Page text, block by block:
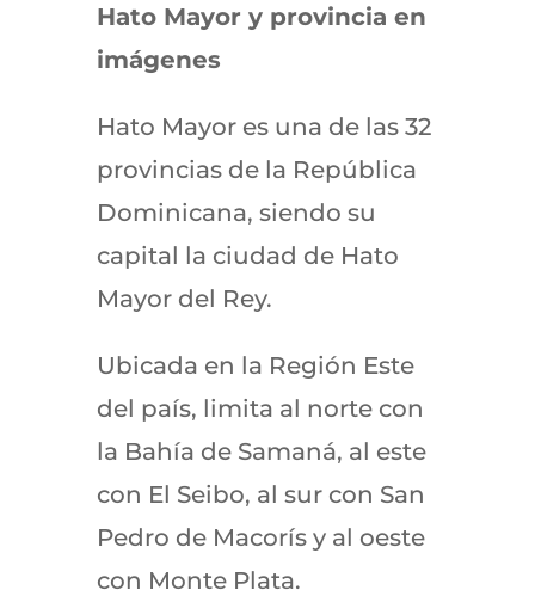
Hato Mayor y provincia en
imágenes
Hato Mayor es una de las 32
provincias de la República
Dominicana, siendo su
capital la ciudad de Hato
Mayor del Rey.
Ubicada en la Región Este
del país, limita al norte con
la Bahía de Samaná, al este
con El Seibo, al sur con San
Pedro de Macorís y al oeste
con Monte Plata.​